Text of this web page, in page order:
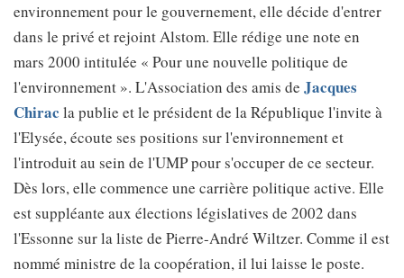
environnement pour le gouvernement, elle décide d'entrer
dans le privé et rejoint Alstom. Elle rédige une note en
mars 2000 intitulée « Pour une nouvelle politique de
l'environnement ». L'Association des amis de Jacques
Chirac la publie et le président de la République l'invite à
l'Elysée, écoute ses positions sur l'environnement et
l'introduit au sein de l'UMP pour s'occuper de ce secteur.
Dès lors, elle commence une carrière politique active. Elle
est suppléante aux élections législatives de 2002 dans
l'Essonne sur la liste de Pierre-André Wiltzer. Comme il est
nommé ministre de la coopération, il lui laisse le poste.